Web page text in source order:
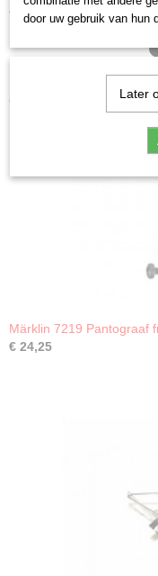
Ook interessant
Märklin 7219 Pantograaf
€ 24,25
door uw gebruik van hun
Later